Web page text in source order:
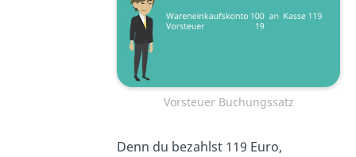
Vorsteuer Buchungssatz
Denn du bezahlst 119 Euro,